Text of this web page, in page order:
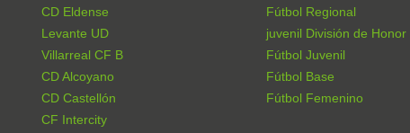
CD Eldense
Levante UD
Villarreal CF B
CD Alcoyano
CD Castellón
CF Intercity
Fútbol Regional
juvenil División de Honor
Fútbol Juvenil
Fútbol Base
Fútbol Femenino